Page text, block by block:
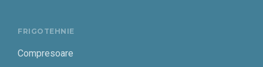
FRIGOTEHNIE
Compresoare